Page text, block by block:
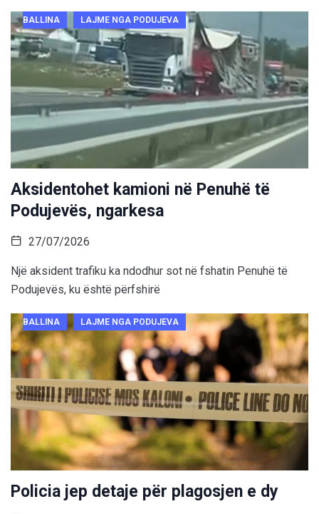
BALLINA LAJME NGA PODUJEVA
Aksidentohet kamioni në Penuhë të
Podujevës, ngarkesa
27/07/2026
Një aksident trafiku ka ndodhur sot në fshatin Penuhë të
Podujevës, ku është përfshirë
BALLINA LAJME NGA PODUJEVA
Policia jep detaje për plagosjen e dy